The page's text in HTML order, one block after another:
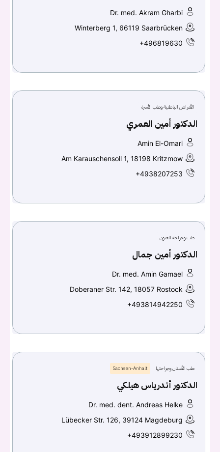
Dr. med. Akram Gharbi
Winterberg 1, 66119 Saarbrücken
+496819630
الأمراض الباطنية وطب الأسرة
الدكتور أمين العمري
Amin El-Omari
Am Karauschensoll 1, 18198 Kritzmow
+4938207253
طب وجراحة العيون
الدكتور أمين جمال
Dr. med. Amin Gamael
Doberaner Str. 142, 18057 Rostock
+493814942250
طب الأسنان وجراحتها Sachsen-Anhalt
الدكتور أندرياس هيلكي
Dr. med. dent. Andreas Helke
Lübecker Str. 126, 39124 Magdeburg
+493912899230